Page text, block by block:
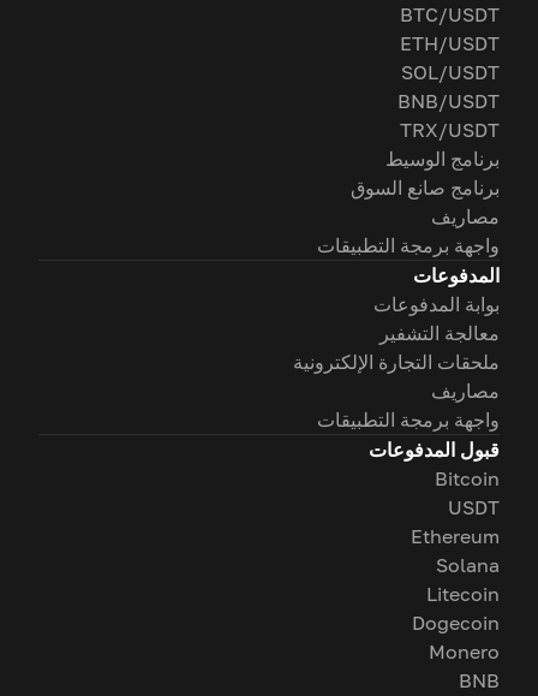
BTC/USDT
ETH/USDT
SOL/USDT
BNB/USDT
TRX/USDT
برنامج الوسيط
برنامج صانع السوق
مصاريف
واجهة برمجة التطبيقات
المدفوعات
بوابة المدفوعات
معالجة التشفير
ملحقات التجارة الإلكترونية
مصاريف
واجهة برمجة التطبيقات
قبول المدفوعات
Bitcoin
USDT
Ethereum
Solana
Litecoin
Dogecoin
Monero
BNB